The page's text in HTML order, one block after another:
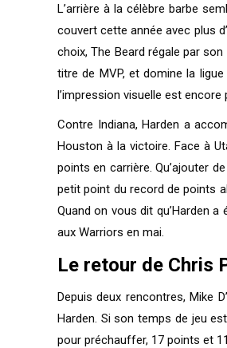
L’arrière à la célèbre barbe
couvert cette année avec plus
choix, The Beard régale par
titre de MVP, et domine la
l’impression visuelle est
Contre Indiana, Harden a
Houston à la victoire. Face à
points en carrière. Qu’ajouter
petit point du record de points
Quand on vous dit qu’Harden
aux Warriors en mai.
Le retour de Chris
Depuis deux rencontres, Mike
Harden. Si son temps de jeu
pour préchauffer, 17 points et